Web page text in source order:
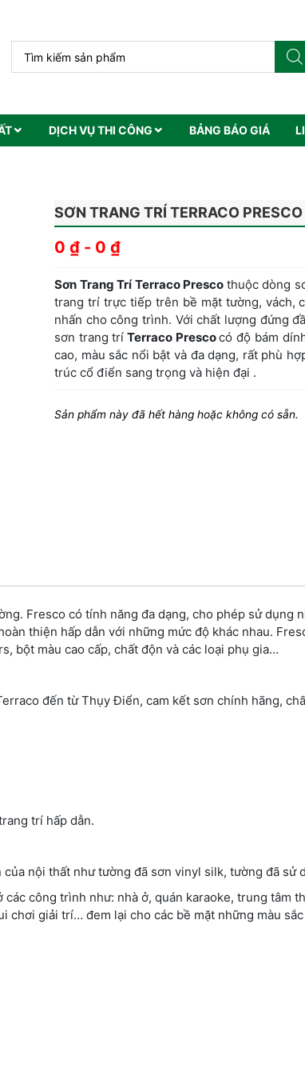
DỊCH VỤ THI CÔNG BẢNG BÁO GIÁ
SƠN TRANG TRÍ TERRACO PRESCO
0 ₫ - 0 ₫
Sơn Trang Trí Terraco Presco thuộc dòng
trang trí trực tiếp trên bề mặt tường, vách,
nhấn cho công trình. Với chất lượng đứng
sơn trang trí Terraco Prescocó độ bám
cao, màu sắc nổi bật và đa dạng, rất phù
trúc cổ điển sang trọng và hiện đại .
Sản phẩm này đã hết hàng hoặc không có sẵn.
Fresco có tính năng đa dạng, cho phép sử dụng
thiện hấp dẫn với những mức độ khác nhau.
bột màu cao cấp, chất độn và các loại phụ gia…
đến từ Thụy Điển, cam kết sơn chính hãng,
trí hấp dẫn.
nội thất như tường đã sơn vinyl silk, tường đã sử
công trình như: nhà ở, quán karaoke, trung tâm
chơi giải trí… đem lại cho các bề mặt những màu